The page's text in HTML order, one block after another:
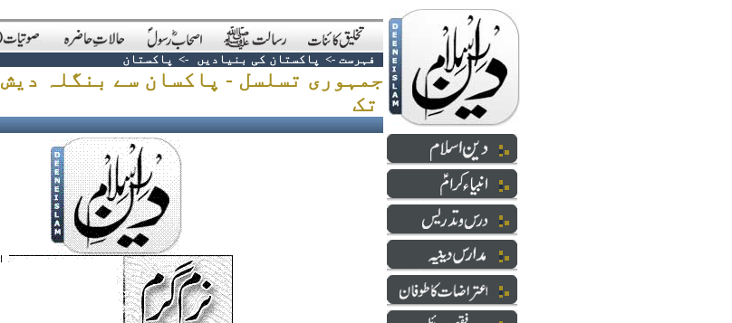
فہرست -> پاکستان کی بنیادیں -> پاکستان
جمہوری تسلسل - پاکسان سے بنگلہ دیش